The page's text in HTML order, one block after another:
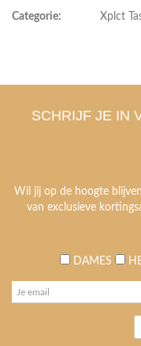
Categorie: Xplct
SCHRIJF JE IN
Wil jij op de hoogte
van exclusieve
DAMES